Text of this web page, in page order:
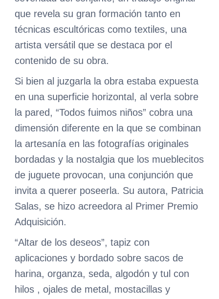
que revela su gran formación tanto en
técnicas escultóricas como textiles, una
artista versátil que se destaca por el
contenido de su obra.
Si bien al juzgarla la obra estaba expuesta
en una superficie horizontal, al verla sobre
la pared, “Todos fuimos niños” cobra una
dimensión diferente en la que se combinan
la artesanía en las fotografías originales
bordadas y la nostalgia que los mueblecitos
de juguete provocan, una conjunción que
invita a querer poseerla. Su autora, Patricia
Salas, se hizo acreedora al Primer Premio
Adquisición.
“Altar de los deseos”, tapiz con
aplicaciones y bordado sobre sacos de
harina, organza, seda, algodón y tul con
hilos , ojales de metal, mostacillas y